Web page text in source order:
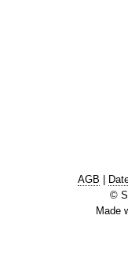
AGB
©
Made